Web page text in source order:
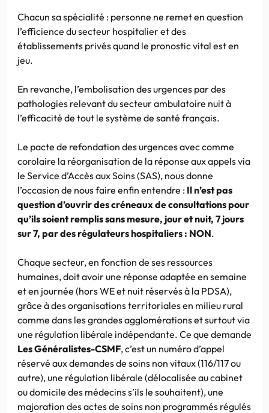
Chacun sa spécialité : personne ne remet en question
l’efficience du secteur hospitalier et des
établissements privés quand le pronostic vital est en
jeu.
En revanche, l’embolisation des urgences par des
pathologies relevant du secteur ambulatoire nuit à
l’efficacité de tout le système de santé français.
Le pacte de refondation des urgences avec comme
corolaire la réorganisation de la réponse aux appels via
le Service d’Accès aux Soins (SAS), nous donne
l’occasion de nous faire enfin entendre : Il n’est pas
question d’ouvrir des créneaux de consultations pour
qu’ils soient remplis sans mesure, jour et nuit, 7 jours
sur 7, par des régulateurs hospitaliers : NON.
Chaque secteur, en fonction de ses ressources
humaines, doit avoir une réponse adaptée en semaine
et en journée (hors WE et nuit réservés à la PDSA),
grâce à des organisations territoriales en milieu rural
comme dans les grandes agglomérations et surtout via
une régulation libérale indépendante. Ce que demande
Les Généralistes-CSMF, c’est un numéro d’appel
réservé aux demandes de soins non vitaux (116/117 ou
autre), une régulation libérale (délocalisée au cabinet
ou domicile des médecins s’ils le souhaitent), une
majoration des actes de soins non programmés régulés